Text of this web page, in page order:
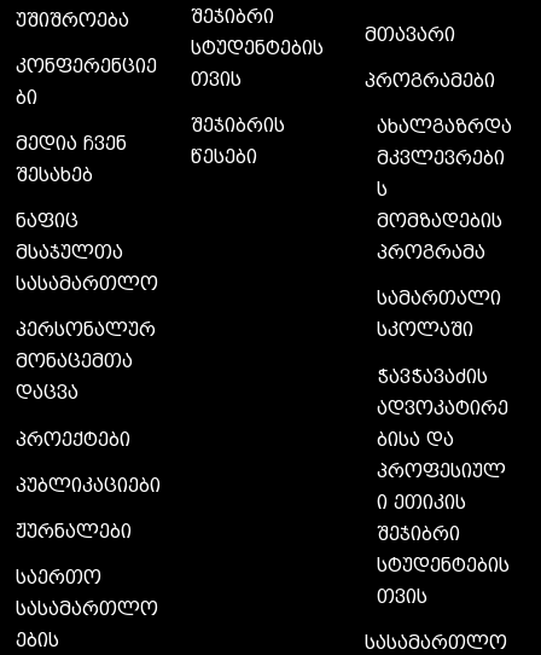
უშიშროება
კონფერენციე
ბი
მედია ჩვენ
შესახებ
ნაფიც
მსაჯულთა
სასამართლო
პერსონალურ
მონაცემთა
დაცვა
პროექტები
პუბლიკაციები
ჟურნალები
საერთო
სასამართლო
ების
შეჯიბრი
სტუდენტების
თვის
შეჯიბრის
წესები
მთავარი
პროგრამები
ახალგაზრდა
მკვლევრები
ს
მომზადების
პროგრამა
სამართალი
სკოლაში
ჭავჭავაძის
ადვოკატირე
ბისა და
პროფესიულ
ი ეთიკის
შეჯიბრი
სტუდენტების
თვის
სასამართლო